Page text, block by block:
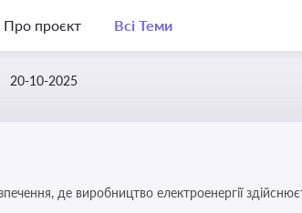
Про проєкт Всі Теми
20-10-2025
де виробництво електроенергії